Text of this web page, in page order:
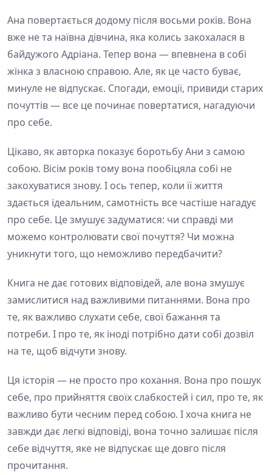
Ана повертається додому після восьми років. Вона
вже не та наївна дівчина, яка колись закохалася в
байдужого Адріана. Тепер вона — впевнена в собі
жінка з власною справою. Але, як це часто буває,
минуле не відпускає. Спогади, емоції, привиди старих
почуттів — все це починає повертатися, нагадуючи
про себе.
Цікаво, як авторка показує боротьбу Ани з самою
собою. Вісім років тому вона пообіцяла собі не
закохуватися знову. І ось тепер, коли її життя
здається ідеальним, самотність все частіше нагадує
про себе. Це змушує задуматися: чи справді ми
можемо контролювати свої почуття? Чи можна
уникнути того, що неможливо передбачити?
Книга не дає готових відповідей, але вона змушує
замислитися над важливими питаннями. Вона про
те, як важливо слухати себе, свої бажання та
потреби. І про те, як іноді потрібно дати собі дозвіл
на те, щоб відчути знову.
Ця історія — не просто про кохання. Вона про пошук
себе, про прийняття своїх слабкостей і сил, про те, як
важливо бути чесним перед собою. І хоча книга не
завжди дає легкі відповіді, вона точно залишає після
себе відчуття, яке не відпускає ще довго після
прочитання.